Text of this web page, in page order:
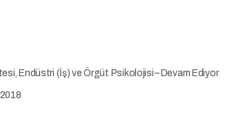
Endüstri (İş) ve Örgüt Psikolojisi – Devam Ediyor